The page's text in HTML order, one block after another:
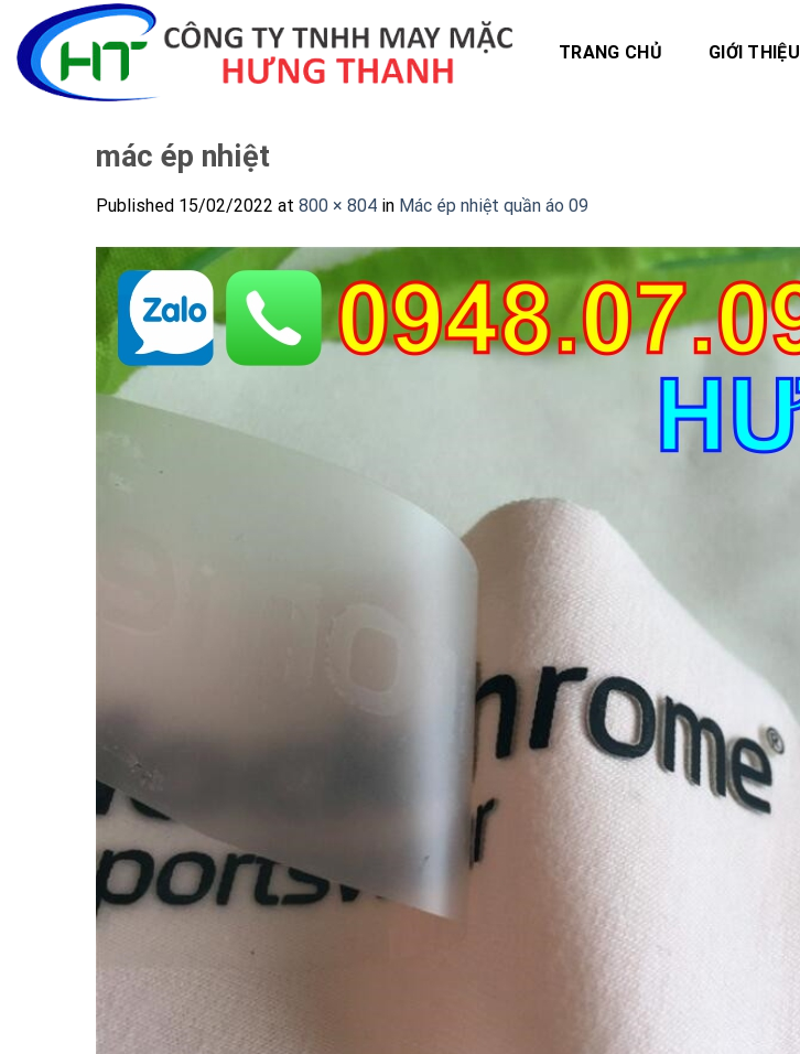
content
TRANG CHỦ GIỚI THIỆU
mác ép nhiệt
Published 15/02/2022 at 800 × 804 in Mác ép nhiệt quần áo 09